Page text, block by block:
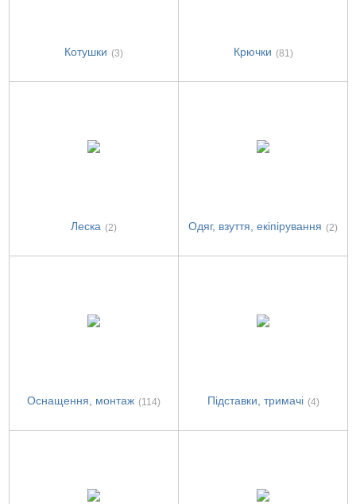
Котушки (3) Крючки (81)
Леска (2) Одяг, взуття, екіпірування (2)
Оснащення, монтаж (114) Підставки, тримачі (4)